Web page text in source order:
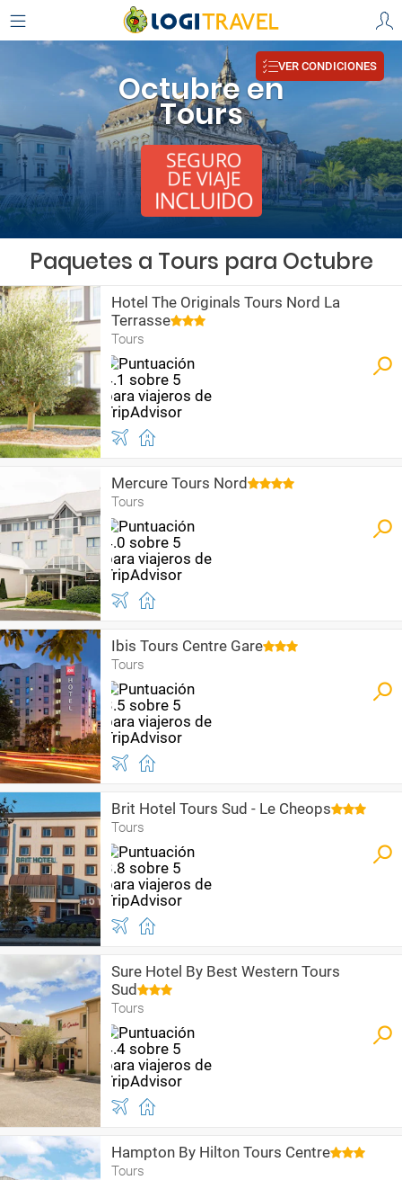
Octubre en
Tours
VER CONDICIONES
Paquetes a Tours para Octubre
Hotel The Originals Tours Nord La
Terrasse
Tours
Mercure Tours Nord
Tours
Ibis Tours Centre Gare
Tours
Brit Hotel Tours Sud - Le Cheops
Tours
Sure Hotel By Best Western Tours
Sud
Tours
Hampton By Hilton Tours Centre
Tours